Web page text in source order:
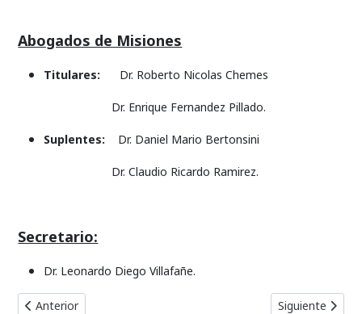
Abogados de Misiones
Titulares: Dr. Roberto Nicolas Chemes
Dr. Enrique Fernandez Pillado.
Suplentes: Dr. Daniel Mario Bertonsini
Dr. Claudio Ricardo Ramirez.
Secretario:
Dr. Leonardo Diego Villafañe.
Artículo anterior: Integración 2006 - 2008
Anterior Artículo
Siguiente